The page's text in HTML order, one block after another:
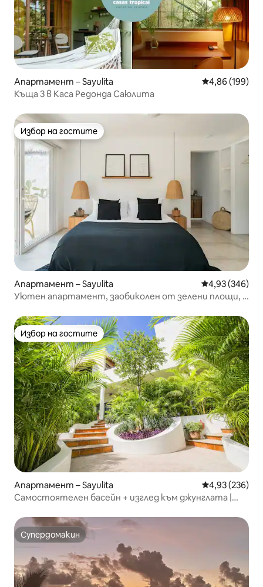
Апартамент – Sayulita Средна
4,86 (199)
Къща 3 в Каса Редонда Саюлита
Избор на гостите
Избор на гостите
Апартамент – Sayulita Средна
4,93 (346)
Уютен апартамент, заобиколен от зелени площи, с
Избор на гостите
Избор на гостите
Апартамент – Sayulita Средна
4,93 (236)
Самостоятелен басейн + изглед към джунглата |
Супердомакин
Супердомакин